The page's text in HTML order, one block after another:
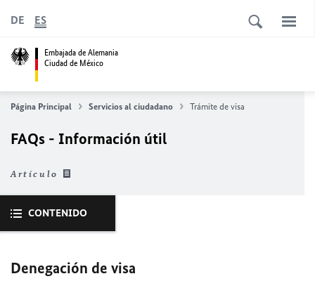
Embajada de Alemania
Ciudad de México
DE ES
Página Principal Servicios al ciudadano Trámite de visa
FAQs - Información útil
Artículo
CONTENIDO
Denegación de visa